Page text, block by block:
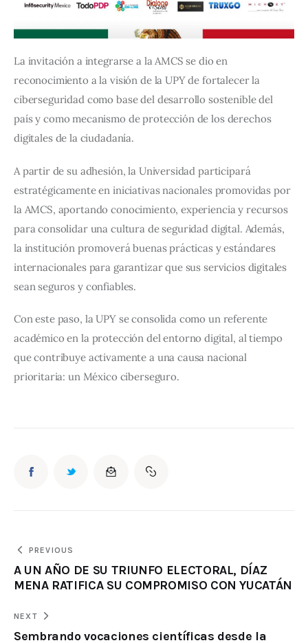
La invitación a integrarse a la AMCS se dio en
reconocimiento a la visión de la UPY de fortalecer la
ciberseguridad como base del desarrollo sostenible del
país y como mecanismo de protección de los derechos
digitales de la ciudadanía.
A partir de su adhesión, la Universidad participará
estratégicamente en iniciativas nacionales promovidas por
la AMCS, aportando conocimiento, experiencia y recursos
para consolidar una cultura de seguridad digital. Además,
la institución promoverá buenas prácticas y estándares
internacionales para garantizar que sus servicios digitales
sean seguros y confiables.
Con este paso, la UPY se consolida como un referente
académico en la protección del entorno digital, al tiempo
que contribuye activamente a una causa nacional
prioritaria: un México ciberseguro.
PREVIOUS
A UN AÑO DE SU TRIUNFO ELECTORAL, DÍAZ
MENA RATIFICA SU COMPROMISO CON YUCATÁN
NEXT
Sembrando vocaciones científicas desde la